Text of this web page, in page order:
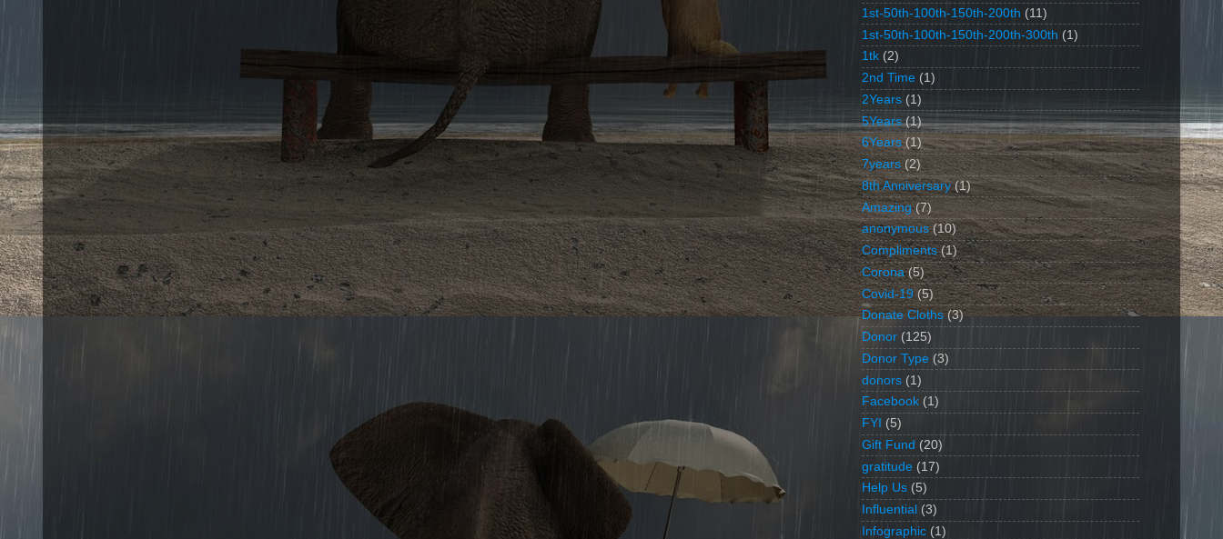
1st-50th-100th-150th-200th (11)
1st-50th-100th-150th-200th-300th (1)
1tk (2)
2nd Time (1)
2Years (1)
5Years (1)
6Years (1)
7years (2)
8th Anniversary (1)
Amazing (7)
anonymous (10)
Compliments (1)
Corona (5)
Covid-19 (5)
Donate Cloths (3)
Donor (125)
Donor Type (3)
donors (1)
Facebook (1)
FYI (5)
Gift Fund (20)
gratitude (17)
Help Us (5)
Influential (3)
Infographic (1)